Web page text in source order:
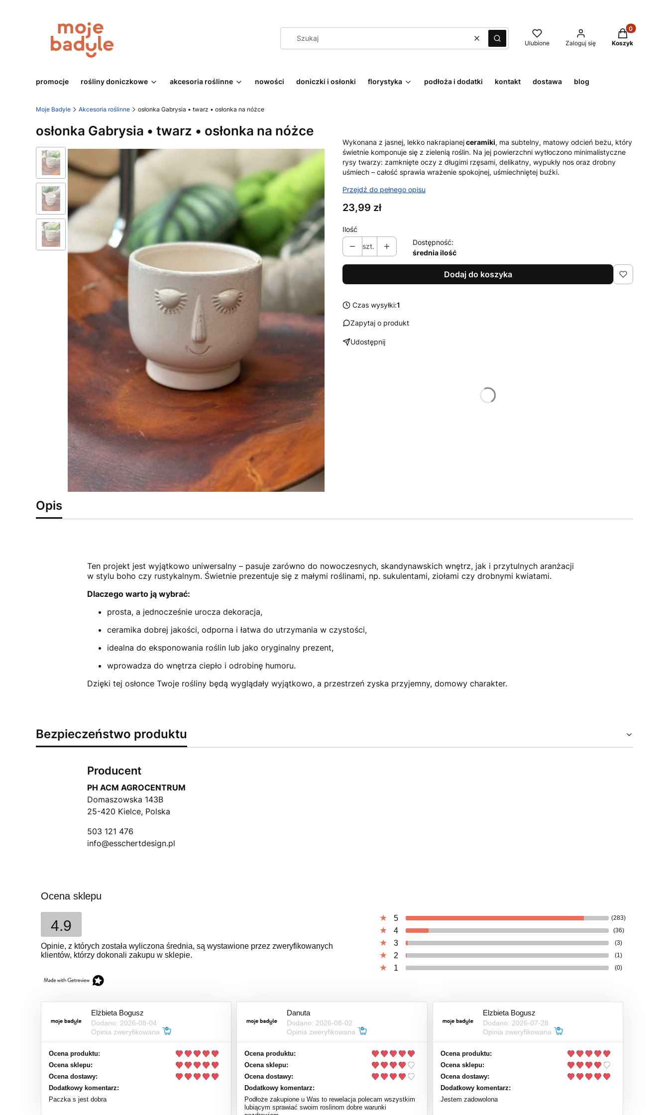
WyczyśćSzukaj Ulubione Zaloguj się
Produkty w
Koszyk
promocje rośliny doniczkowe akcesoria roślinne nowości doniczki i osłonki florystyka podłoża i dodatki kontakt dostawa blog
Moje Badyle Akcesoria roślinne osłonka Gabrysia • twarz • osłonka na nóżce
osłonka Gabrysia • twarz • osłonka na nóżce
Wykonana z jasnej, lekko nakrapianejceramiki, ma subtelny, matowy odcień beżu, który
świetnie komponuje się z zielenią roślin. Na jej powierzchni wytłoczono minimalistyczne
rysy twarzy: zamknięte oczy z długimi rzęsami, delikatny, wypukły nos oraz drobny
uśmiech – całość sprawia wrażenie spokojnej, uśmiechniętej buźki.
Przejdź do pełnego opisu
Cena
23,99 zł
Ilość
szt.
Dostępność:
średnia ilość
Dodaj do koszyka
Czas wysyłki:1
Zapytaj o produkt
Udostępnij
Opis
Ten projekt jest wyjątkowo uniwersalny – pasuje zarówno do nowoczesnych, skandynawskich wnętrz, jak i przytulnych aranżacji
w stylu boho czy rustykalnym. Świetnie prezentuje się z małymi roślinami, np. sukulentami, ziołami czy drobnymi kwiatami.
Dlaczego warto ją wybrać:
prosta, a jednocześnie urocza dekoracja,
ceramika dobrej jakości, odporna i łatwa do utrzymania w czystości,
idealna do eksponowania roślin lub jako oryginalny prezent,
wprowadza do wnętrza ciepło i odrobinę humoru.
Dzięki tej osłonce Twoje rośliny będą wyglądały wyjątkowo, a przestrzeń zyska przyjemny, domowy charakter.
Bezpieczeństwo produktu
Producent
PH ACM AGROCENTRUM
Domaszowska 143B
25-420 Kielce, Polska
503 121 476
info@esschertdesign.pl
Ocena sklepu
4.9
Opinie, z których została wyliczona średnia, są wystawione przez zweryfikowanych
klientów, którzy dokonali zakupu w sklepie.
5 (283)
4 (36)
3 (3)
2 (1)
1 (0)
Elżbieta Bogusz
Dodano: 2026-08-04
Opinia zweryfikowana
Ocena produktu:
Ocena sklepu:
Ocena dostawy:
Dodatkowy komentarz:
Paczka s jest dobra
Danuta
Dodano: 2026-08-02
Opinia zweryfikowana
Ocena produktu:
Ocena sklepu:
Ocena dostawy:
Dodatkowy komentarz:
Podłoże zakupione u Was to rewelacja polecam wszystkim
lubiącym sprawiać swoim roslinom dobre warunki
Elzbieta Bogusz
Dodano: 2026-07-28
Opinia zweryfikowana
Ocena produktu:
Ocena sklepu:
Ocena dostawy:
Dodatkowy komentarz:
Jestem zadowolona